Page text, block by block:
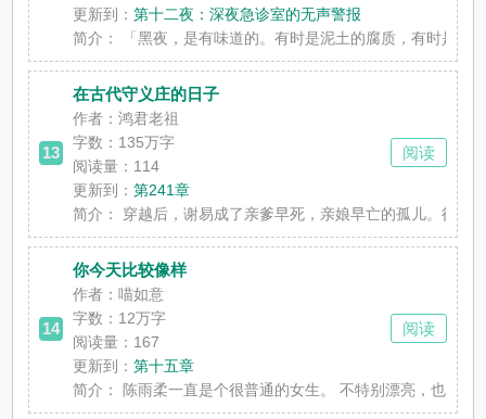
更新到：第十二夜：深夜急诊室的无声警报
简介：
「黑夜，是有味道的。有时是泥土的腐质，有时是乾
13
在古代守义庄的日子
作者：鸿君老祖
字数： 135万字
阅读量：114
更新到：第241章
简介：
穿越后，谢易成了亲爹早死，亲娘早亡的孤儿。得亏
阅读
14
你今天比较像样
作者：喵如意
字数： 12万字
阅读量：167
更新到：第十五章
简介：
陈雨柔一直是个很普通的女生。 不特别漂亮，也不
阅读